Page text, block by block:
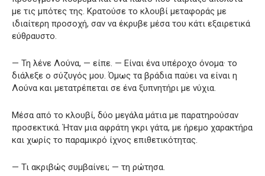
με τις μπότες της. Κρατούσε το κλουβί μεταφοράς με
ιδιαίτερη προσοχή, σαν να έκρυβε μέσα του κάτι εξαιρετικά
εύθραυστο.
— Τη λένε Λούνα, — είπε. — Είναι ένα υπέροχο όνομα· το
διάλεξε ο σύζυγός μου. Όμως τα βράδια παύει να είναι η
Λούνα και μετατρέπεται σε ένα ξυπνητήρι με νύχια.
Μέσα από το κλουβί, δύο μεγάλα μάτια με παρατηρούσαν
προσεκτικά. Ήταν μια αφράτη γκρι γάτα, με ήρεμο χαρακτήρα
και χωρίς το παραμικρό ίχνος επιθετικότητας.
— Τι ακριβώς συμβαίνει; — τη ρώτησα.